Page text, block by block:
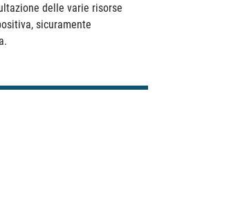
delle varie risorse
sicuramente